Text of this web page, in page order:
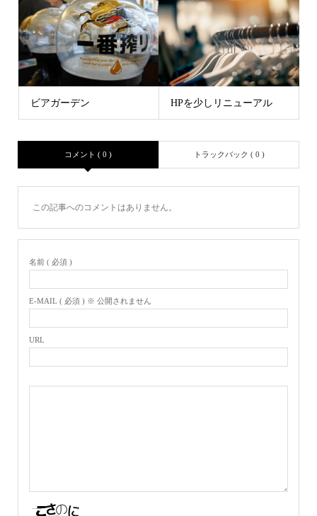
ビアガーデン HPを少しリニューアル
コメント ( 0 ) トラックバック ( 0 )
この記事へのコメントはありません。
名前 ( 必須 )
E-MAIL ( 必須 ) ※ 公開されません
URL